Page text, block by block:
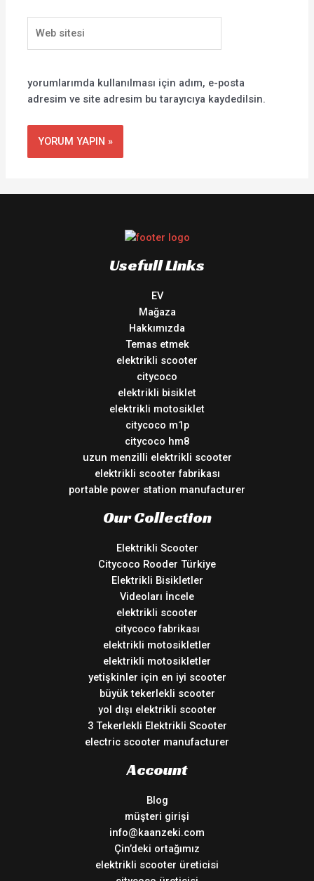
sitesi
yorumlarımda kullanılması için adım, e-posta
adresim ve site adresim bu tarayıcıya kaydedilsin.
Usefull Links
EV
Mağaza
Hakkımızda
Temas etmek
elektrikli scooter
citycoco
elektrikli bisiklet
elektrikli motosiklet
citycoco m1p
citycoco hm8
uzun menzilli elektrikli scooter
elektrikli scooter fabrikası
portable power station manufacturer
Our Collection
Elektrikli Scooter
Citycoco Rooder Türkiye
Elektrikli Bisikletler
Videoları İncele
elektrikli scooter
citycoco fabrikası
elektrikli motosikletler
elektrikli motosikletler
yetişkinler için en iyi scooter
büyük tekerlekli scooter
yol dışı elektrikli scooter
3 Tekerlekli Elektrikli Scooter
electric scooter manufacturer
Account
Blog
müşteri girişi
info@kaanzeki.com
Çin’deki ortağımız
elektrikli scooter üreticisi